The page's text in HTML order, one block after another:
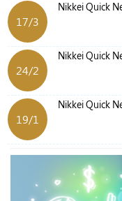
17/3
Nikkei Quick
24/2
Nikkei Quick
19/1
Nikkei Quick